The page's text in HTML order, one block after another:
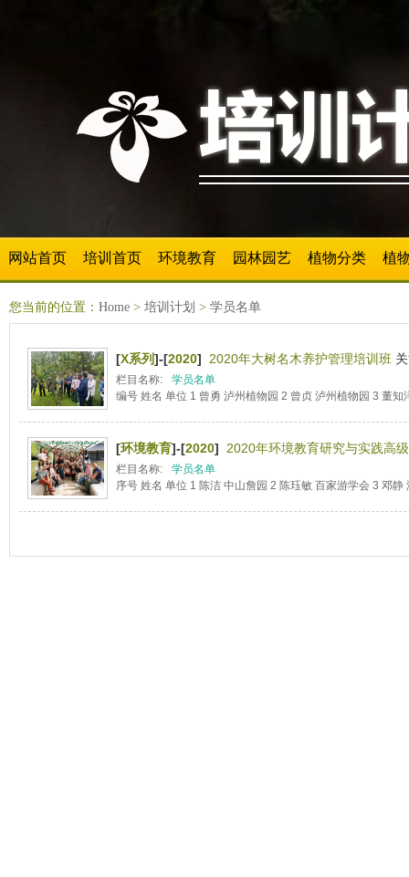
网站首页 培训首页 环境教育 园林园艺 植物分类 植
您当前的位置： Home > 培训计划 > 学员名单
[X系列]-[2020] 2020年大树名木养护管理培训班
栏目名称:
学员名单
编号 姓名 单位 1 曾勇 泸州植物园 2 曾贞 泸州植物园 3 董知
[环境教育]-[2020] 2020年环境教育研究与实践高级
栏目名称:
学员名单
序号 姓名 单位 1 陈洁 中山詹园 2 陈珏敏 百家游学会 3 邓静